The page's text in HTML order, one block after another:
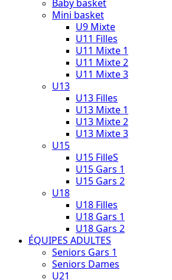
Baby basket
Mini basket
U9 Mixte
U11 Filles
U11 Mixte 1
U11 Mixte 2
U11 Mixte 3
U13
U13 Filles
U13 Mixte 1
U13 Mixte 2
U13 Mixte 3
U15
U15 FilleS
U15 Gars 1
U15 Gars 2
U18
U18 Filles
U18 Gars 1
U18 Gars 2
ÉQUIPES ADULTES
Seniors Gars 1
Seniors Dames
U21